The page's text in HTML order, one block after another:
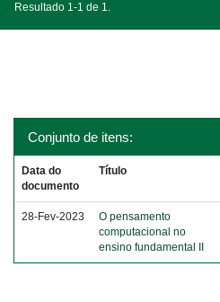
Resultado 1-1 de 1.
Conjunto de itens:
Data do
documento
Título
28-Fev-2023
O pensamento
computacional no
ensino fundamental II